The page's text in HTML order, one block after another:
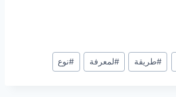
#طريقة #لمعرفة #نوع